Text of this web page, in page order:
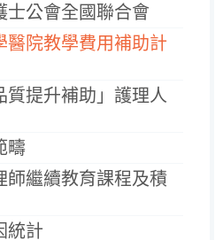
士公會全國聯合會
醫院教學費用補助計
質提升補助」護理人
疇
師繼續教育課程及積
統計